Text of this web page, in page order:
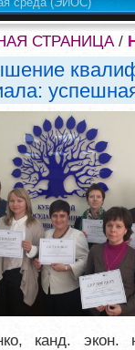
СТРАНИЦА/
канд. экон.